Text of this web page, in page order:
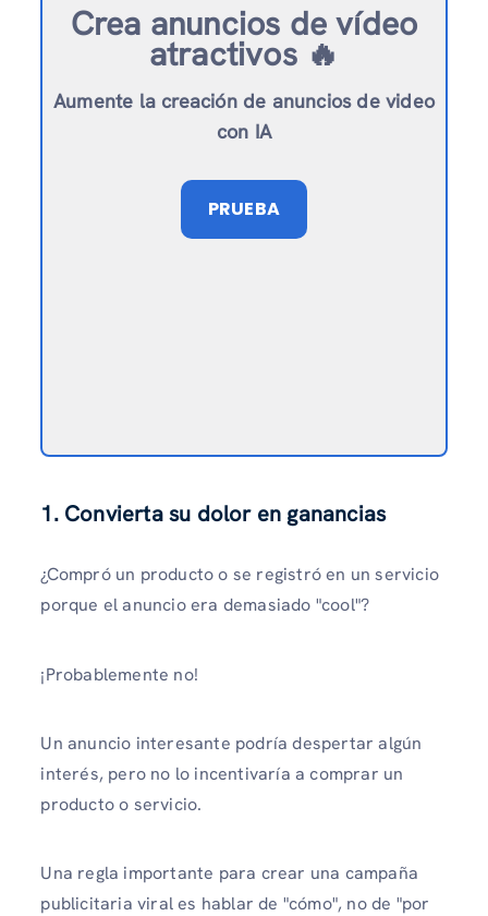
Crea anuncios de vídeo
atractivos 🔥
Aumente la creación de anuncios de video
con IA
PRUEBA
1. Convierta su dolor en ganancias
¿Compró un producto o se registró en un servicio
porque el anuncio era demasiado "cool"?
¡Probablemente no!
Un anuncio interesante podría despertar algún
interés, pero no lo incentivaría a comprar un
producto o servicio.
Una regla importante para crear una campaña
publicitaria viral es hablar de "cómo", no de "por